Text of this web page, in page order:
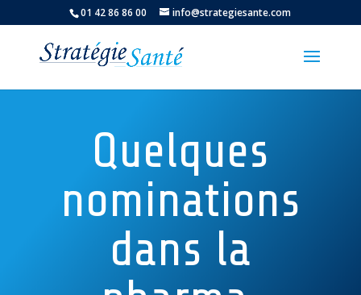
01 42 86 86 00 info@strategiesante.com
Quelques
nominations
dans la